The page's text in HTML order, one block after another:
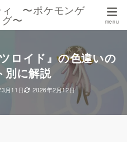
ィ 〜ポケモンゲ
〜
ロイド』の色違いの
別に解説
月11日 2026年2月12日